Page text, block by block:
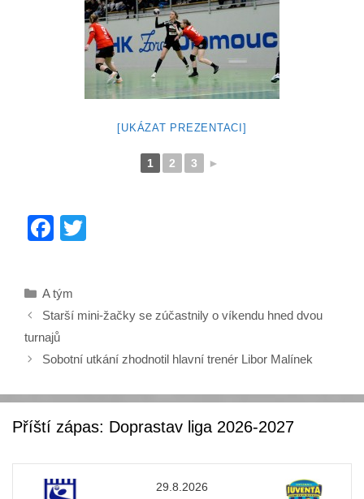
[UKÁZAT PREZENTACI]
1 2 3 ►
F
e
b
o
k
er
Rubriky
A tým
Starší mini-žačky se zúčastnily o víkendu hned dvou
turnajů
Sobotní utkání zhodnotil hlavní trenér Libor Malínek
Příští zápas: Doprastav liga 2026-2027
29.8.2026